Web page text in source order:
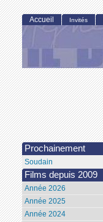
Accueil Invités
Prochainement
Soudain
Films depuis 2009
Année 2026
Année 2025
Année 2024